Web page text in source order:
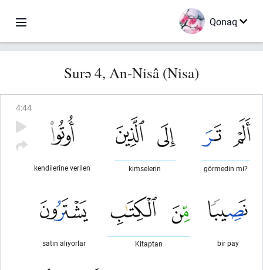
Qonaq
Surə 4, An-Nisâ (Nisa)
4:44
görmedin mi?
kimselerin
kendilerine verilen
bir pay
Kitaptan
satın alıyorlar